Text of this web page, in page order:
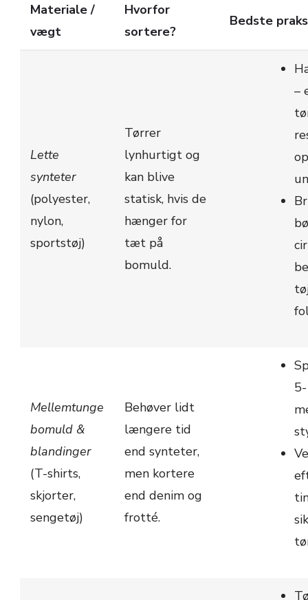
Materiale /
vægt
Hvorfor
sortere?
Bedste
Lette
synteter
(polyester,
nylon,
sportstøj)
Tørrer
lynhurtigt og
kan blive
statisk, hvis de
hænger for
tæt på
bomuld.
–
Mellemtunge
bomuld &
blandinger
(T-shirts,
skjorter,
sengetøj)
Behøver lidt
længere tid
end synteter,
men kortere
end denim og
frotté.